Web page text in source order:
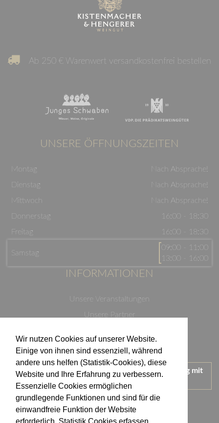
Wir nutzen Cookies auf unserer Website.
Einige von ihnen sind essenziell, während
andere uns helfen (Statistik-Cookies), diese
Website und Ihre Erfahrung zu verbessern.
Essenzielle Cookies ermöglichen
grundlegende Funktionen und sind für die
einwandfreie Funktion der Website
Ab 250 € Warenwert versandkostenfrei bestellen
UNSERE ÖFFNUNGSZEITEN
Montag
Nach Absprache!
Dienstag
Nach Absprache!
Mittwoch
Nach Absprache!
Donnerstag
16:00 - 18:30
Freitag
16:00 - 18:30
Samstag
09:00 - 11:00
13:00 - 16:00
INFORMATIONEN
Unsere Veranstaltungen
Unsere Partner
Impressum
Wir treten für einen verantwortungsvollen Umgang mit
Alkohol ein.
KONTAKT